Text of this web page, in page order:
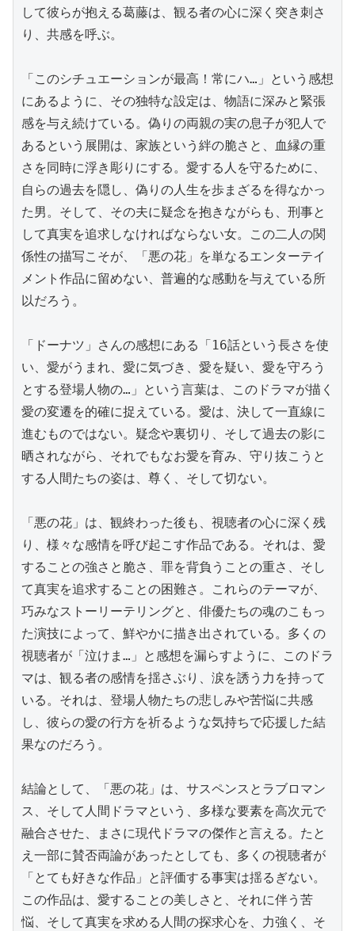
して彼らが抱える葛藤は、観る者の心に深く突き刺さ
り、共感を呼ぶ。
「このシチュエーションが最高！常にハ…」という感想
にあるように、その独特な設定は、物語に深みと緊張
感を与え続けている。偽りの両親の実の息子が犯人で
あるという展開は、家族という絆の脆さと、血縁の重
さを同時に浮き彫りにする。愛する人を守るために、
自らの過去を隠し、偽りの人生を歩まざるを得なかっ
た男。そして、その夫に疑念を抱きながらも、刑事と
して真実を追求しなければならない女。この二人の関
係性の描写こそが、「悪の花」を単なるエンターテイ
メント作品に留めない、普遍的な感動を与えている所
以だろう。
「ドーナツ」さんの感想にある「16話という長さを使
い、愛がうまれ、愛に気づき、愛を疑い、愛を守ろう
とする登場人物の…」という言葉は、このドラマが描く
愛の変遷を的確に捉えている。愛は、決して一直線に
進むものではない。疑念や裏切り、そして過去の影に
晒されながら、それでもなお愛を育み、守り抜こうと
する人間たちの姿は、尊く、そして切ない。
「悪の花」は、観終わった後も、視聴者の心に深く残
り、様々な感情を呼び起こす作品である。それは、愛
することの強さと脆さ、罪を背負うことの重さ、そし
て真実を追求することの困難さ。これらのテーマが、
巧みなストーリーテリングと、俳優たちの魂のこもっ
た演技によって、鮮やかに描き出されている。多くの
視聴者が「泣けま…」と感想を漏らすように、このドラ
マは、観る者の感情を揺さぶり、涙を誘う力を持って
いる。それは、登場人物たちの悲しみや苦悩に共感
し、彼らの愛の行方を祈るような気持ちで応援した結
果なのだろう。
結論として、「悪の花」は、サスペンスとラブロマン
ス、そして人間ドラマという、多様な要素を高次元で
融合させた、まさに現代ドラマの傑作と言える。たと
え一部に賛否両論があったとしても、多くの視聴者が
「とても好きな作品」と評価する事実は揺るぎない。
この作品は、愛することの美しさと、それに伴う苦
悩、そして真実を求める人間の探求心を、力強く、そ